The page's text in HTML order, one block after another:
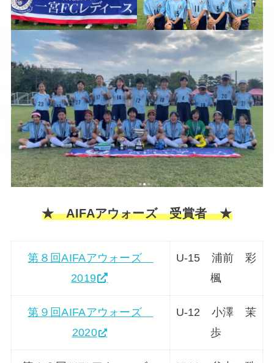
★ AIFAアウォーズ 受賞者 ★
第８回AIFAアウォーズ
2019
U-15 浦前 彩
楓
第９回AIFAアウォーズ
2020
U-12 小澤 茉
歩